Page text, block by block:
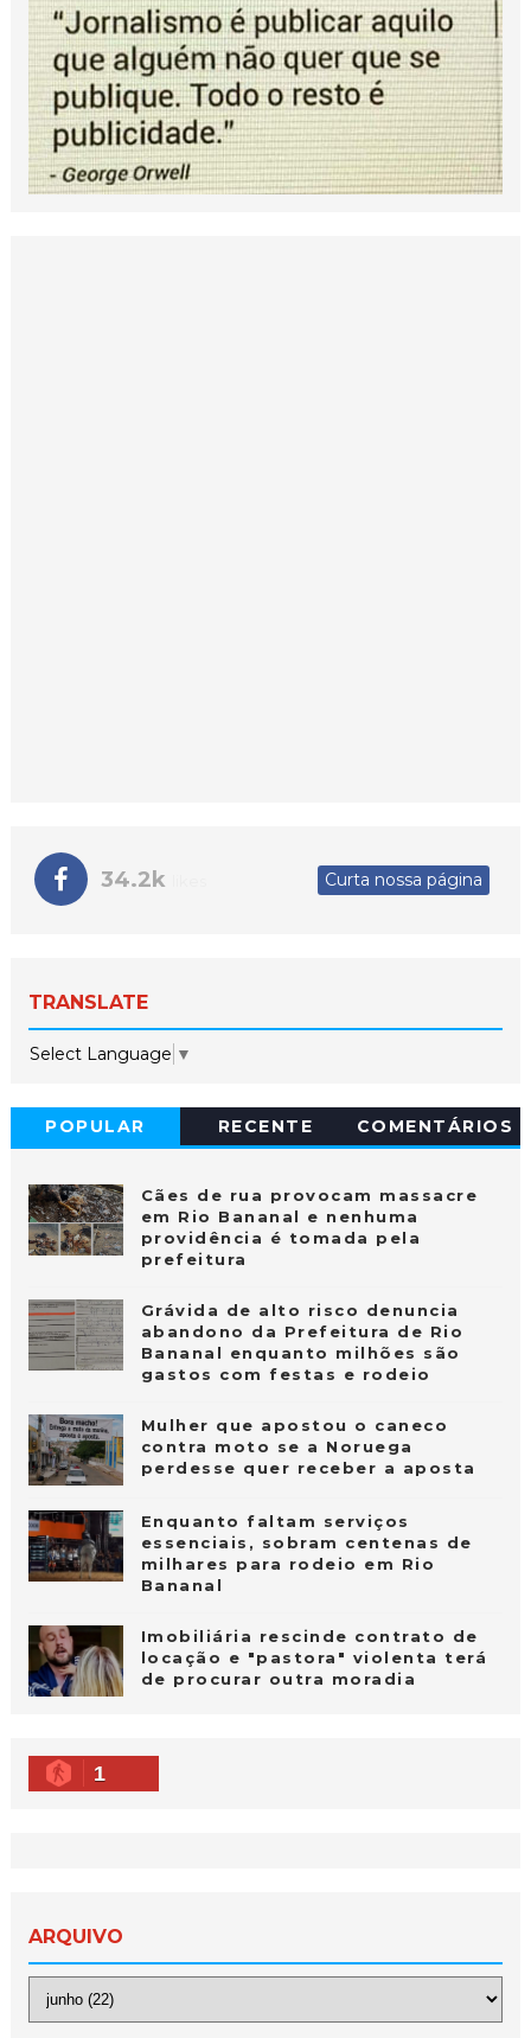
34.2k Curta nossa página
TRANSLATE
Select Language ▼
POPULAR RECENTE COMENTÁRIOS
Cães de rua provocam massacre
em Rio Bananal e nenhuma
providência é tomada pela
prefeitura
Grávida de alto risco denuncia
abandono da Prefeitura de Rio
Bananal enquanto milhões são
gastos com festas e rodeio
Mulher que apostou o caneco
contra moto se a Noruega
perdesse quer receber a aposta
Enquanto faltam serviços
essenciais, sobram centenas de
milhares para rodeio em Rio
Bananal
Imobiliária rescinde contrato de
locação e "pastora" violenta terá
de procurar outra moradia
1
ARQUIVO